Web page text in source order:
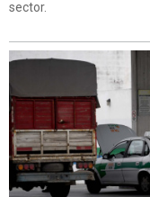
sector.